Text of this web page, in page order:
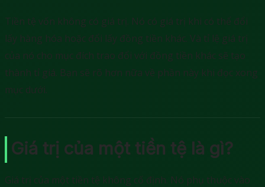
Tiền tệ vốn không có giá trị. Nó có giá trị khi có thể đổi
lấy hàng hóa hoặc đổi lấy đồng tiền khác. Và tỉ lệ giá trị
của nó cho mục đích trao đổi với đồng tiền khác sẽ tạo
thành tỉ giá. Bạn sẽ rõ hơn nữa về phần này khi đọc xong
mục dưới.
Giá trị của một tiền tệ là gì?
Giá trị của một tiền tệ không cố định. Nó phụ thuộc vào